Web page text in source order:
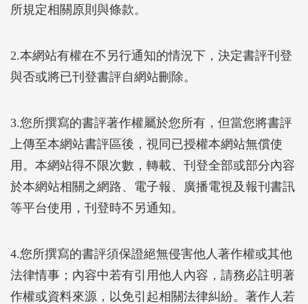
所規定相關原則與條款。
2.本網站有權在不另行通知的情況下，決定書評刊登
與否或將已刊登書評自網站刪除。
3.您所撰寫的書評著作權屬於您所有，但當您將書評
上傳至本網站書評區後，視同已授權本網站無償使
用。本網站得不限次數，轉載、刊登全部或部分內容
於本網站相關之網路、電子報、廣播電視及報刊書訊
等平台使用，刊登時不另通知。
4.您所撰寫的書評須保證絕無侵害他人著作權或其他
法律情事；內容中若有引用他人內容，請務必註明著
作權或資料來源，以免引起相關法律糾紛。著作人若